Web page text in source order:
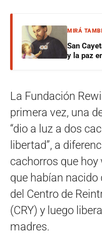
MIRÁ
San
y la paz
La Fundación
primera vez, una
“dio a luz a dos
libertad”, a
cachorros que hoy
que habían nacido
del Centro de
(CRY) y luego
madres.